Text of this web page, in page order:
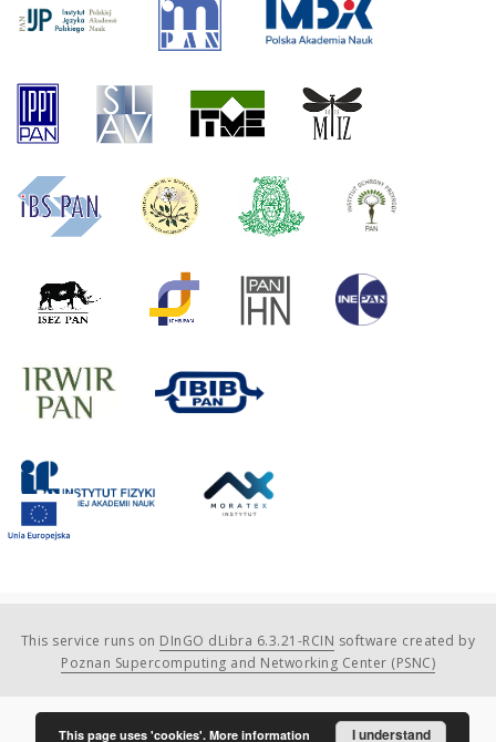
This service runs on DInGO dLibra 6.3.21-RCIN software created by
Poznan Supercomputing and Networking Center (PSNC)
This page uses 'cookies'. More information I understand